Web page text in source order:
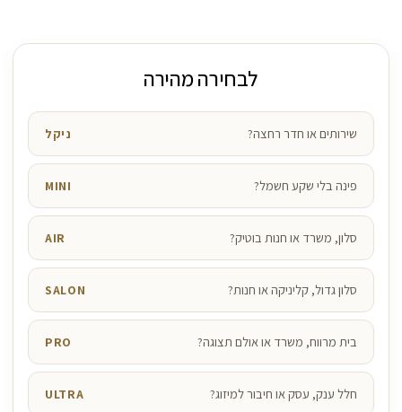
לבחירה מהירה
שירותים או חדר רחצה? ניקל
פינה בלי שקע חשמל? MINI
סלון, משרד או חנות בוטיק? AIR
סלון גדול, קליניקה או חנות? SALON
בית מרווח, משרד או אולם תצוגה? PRO
חלל ענק, עסק או חיבור למיזוג? ULTRA